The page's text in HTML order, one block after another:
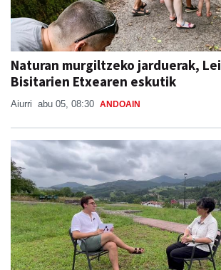
Naturan murgiltzeko jarduerak,
Bisitarien Etxearen eskutik
Aiurri abu 05, 08:30 ANDOAIN